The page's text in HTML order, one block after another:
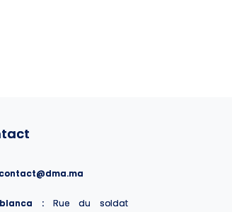
:
Rue du soldat
:
Rue du soldat